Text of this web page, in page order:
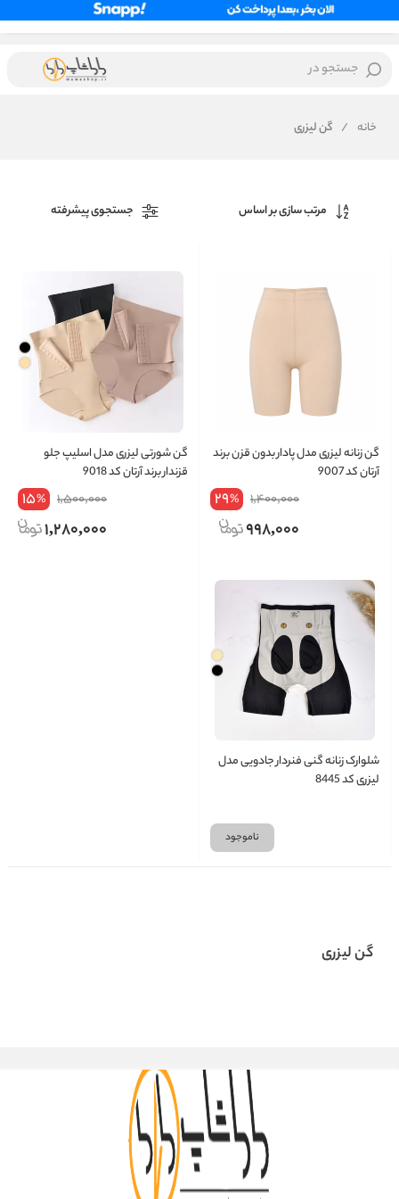
جستجو در
خانه / گن لیزری
مرتب سازی بر اساس جستجوی پیشرفته
گن زنانه لیزری مدل پادار بدون قزن برند
آرتان کد 9007
1,400,000
29%
998,000
گن شورتی لیزری مدل اسلیپ جلو
قزندار برند آرتان کد 9018
1,500,000
15%
1,280,000
شلوارک زنانه گنی فنردار جادویی مدل
لیزری کد 8445
ناموجود
گن لیزری